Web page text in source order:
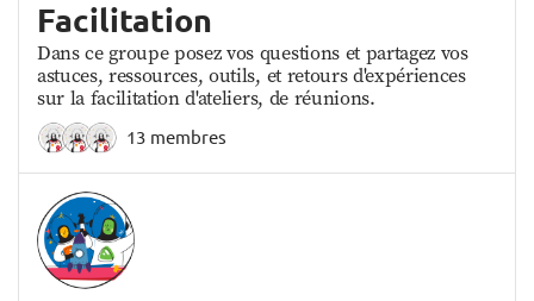
Facilitation
Dans ce groupe posez vos questions et partagez vos
astuces, ressources, outils, et retours d'expériences
sur la facilitation d'ateliers, de réunions.
13 membres